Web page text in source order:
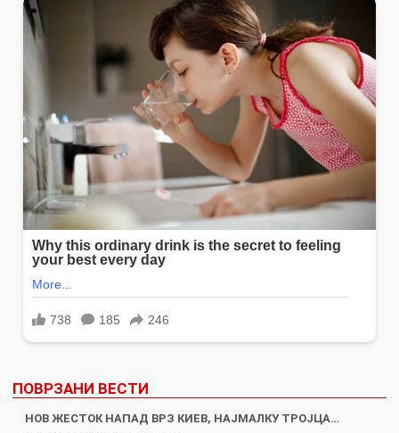
ПОВРЗАНИ ВЕСТИ
НОВ ЖЕСТОК НАПАД ВРЗ КИЕВ, НАЈМАЛКУ ТРОЈЦА…